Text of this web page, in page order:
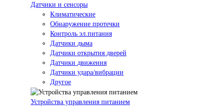
Датчики и сенсоры
Климатические
Обнаружение протечки
Контроль эл.питания
Датчики дыма
Датчики открытия дверей
Датчики движения
Датчики удара/вибрации
Другое
Устройства управления питанием